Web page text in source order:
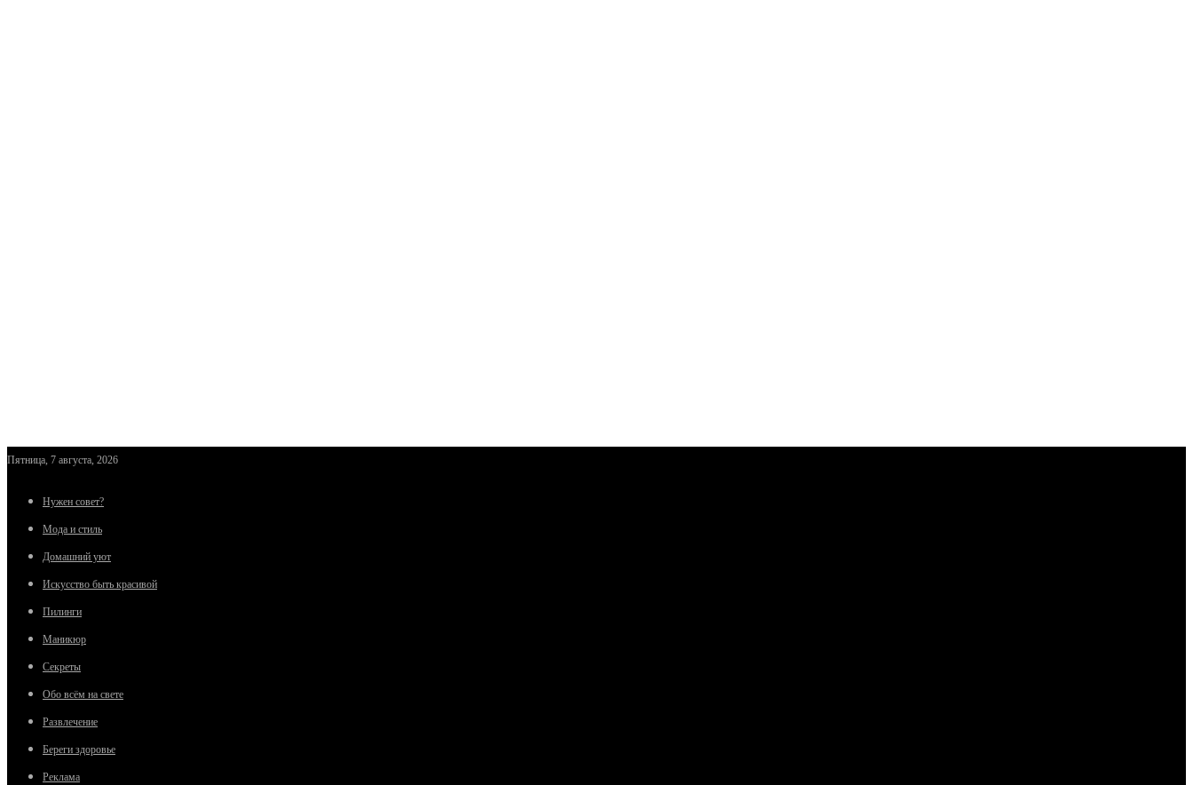
Пятница, 7 августа, 2026
Нужен совет?
Мода и стиль
Домашний уют
Искусство быть красивой
Пилинги
Маникюр
Секреты
Обо всём на свете
Развлечение
Береги здоровье
Реклама